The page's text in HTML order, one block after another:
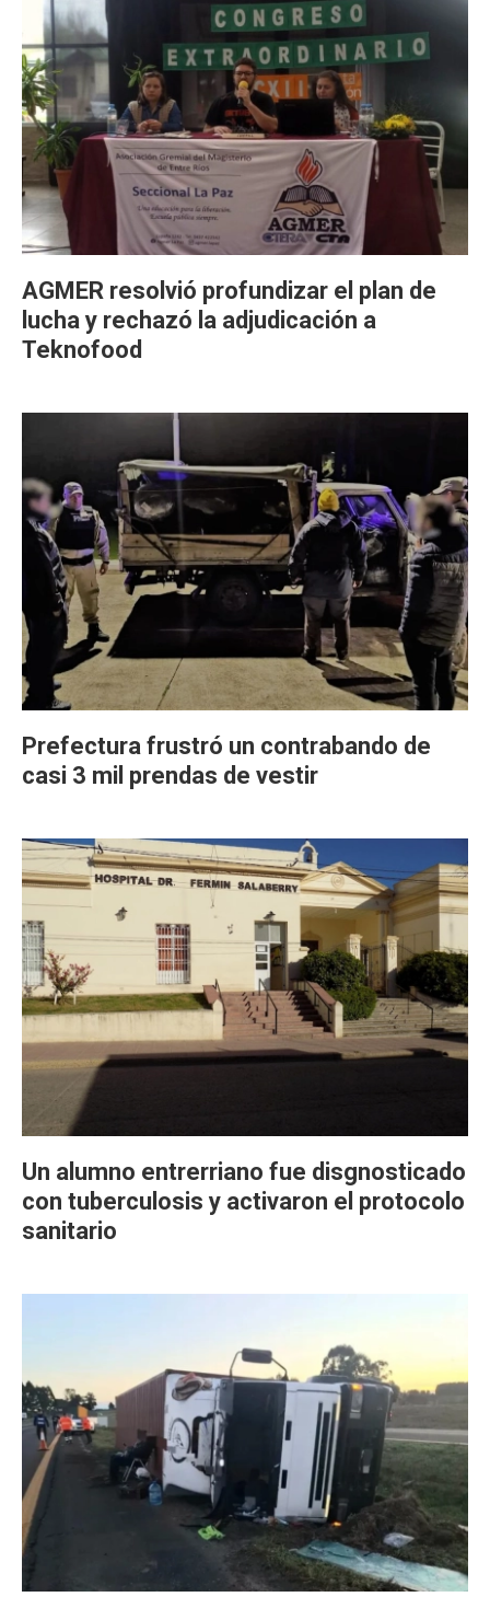
AGMER resolvió profundizar el plan de
lucha y rechazó la adjudicación a
Teknofood
Prefectura frustró un contrabando de
casi 3 mil prendas de vestir
Un alumno entrerriano fue disgnosticado
con tuberculosis y activaron el protocolo
sanitario